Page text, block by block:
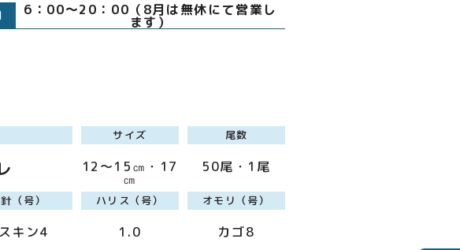
6：00～20：00（8月は無休にて営業し
ます）
サイズ
12～15㎝・17
㎝
尾数
50尾・1尾
針（号）
スキン4
ハリス（号）
1.0
オモリ（号）
カゴ8